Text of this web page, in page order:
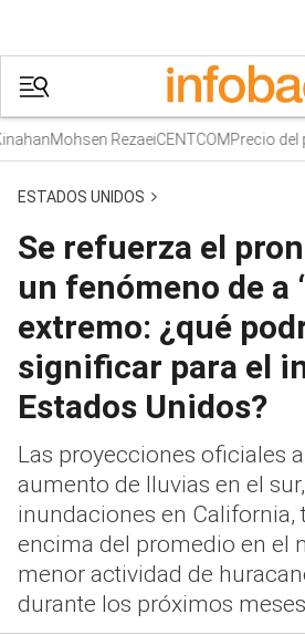
Mohsen RezaeiCENTCOMPrecio del
ESTADOS UNIDOS
Se refuerza el
un fenómeno de a
extremo: ¿qué
significar para el
Estados Unidos?
Las proyecciones oficiales
aumento de lluvias en el
inundaciones en California,
encima del promedio en el
menor actividad de
durante los próximos meses